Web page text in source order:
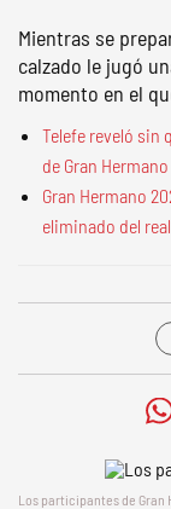
Mientras se
calzado le jugó
momento en el
Telefe reveló sin
de Gran
Gran Hermano
eliminado del
Los participantes de Gran